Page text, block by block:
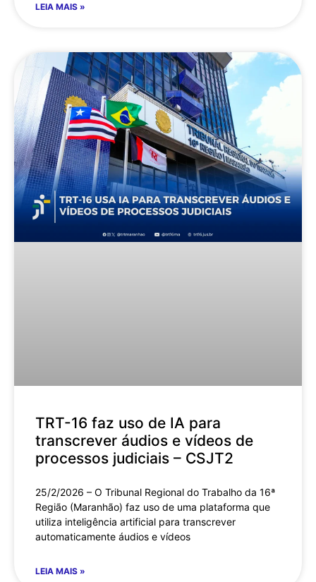
LEIA MAIS »
TRT-16 faz uso de IA para
transcrever áudios e vídeos de
processos judiciais – CSJT2
25/2/2026 – O Tribunal Regional do Trabalho da 16ª
Região (Maranhão) faz uso de uma plataforma que
utiliza inteligência artificial para transcrever
automaticamente áudios e vídeos
LEIA MAIS »